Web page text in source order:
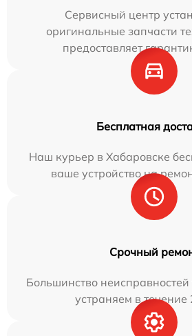
Сервисный центр
оригинальные запчасти
предоставляет
Бесплатная
Наш курьер в Хабаровске
ваше устройство на
Срочный
Большинство
устраняем в течение